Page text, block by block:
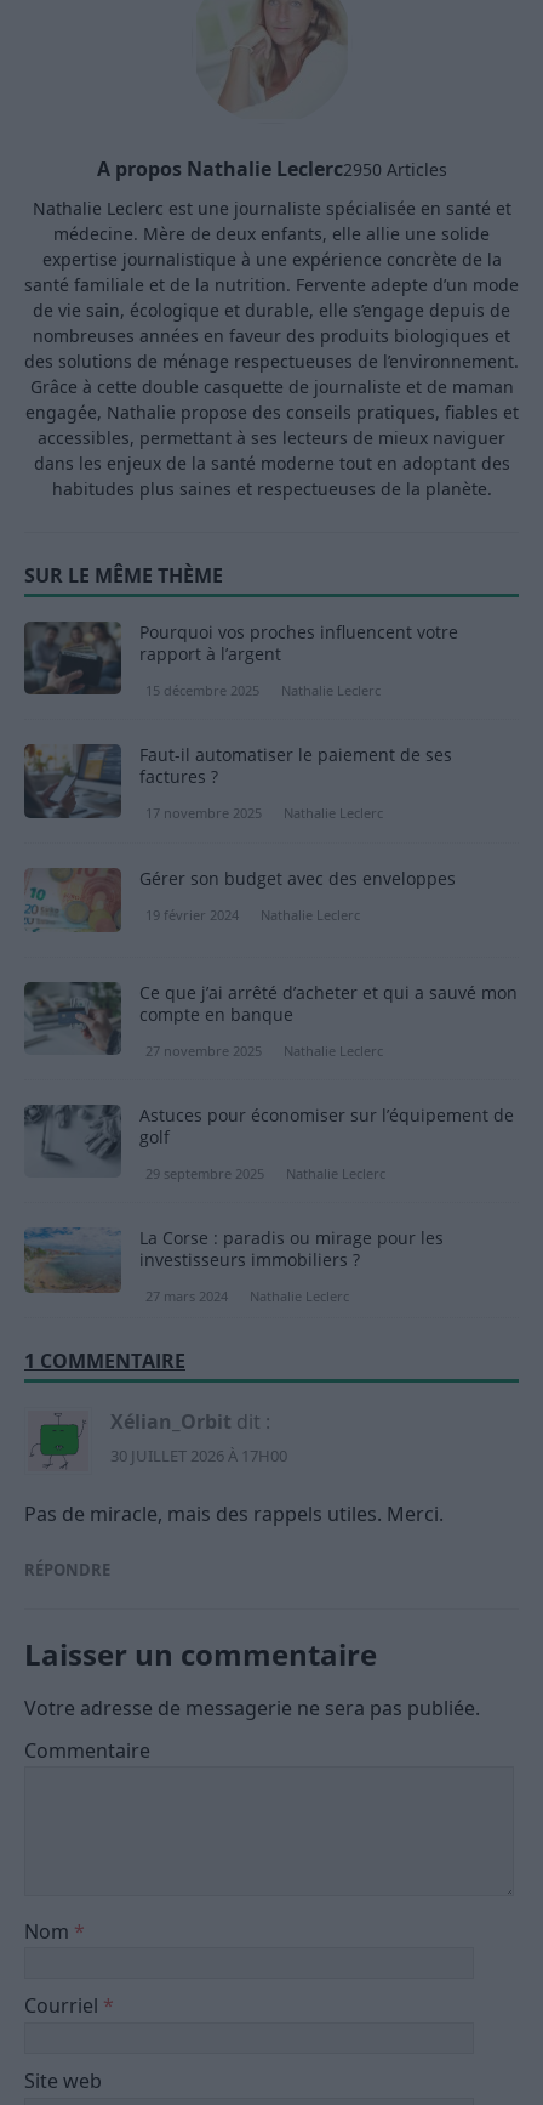
A propos Nathalie Leclerc2950 Articles
Nathalie Leclerc est une journaliste spécialisée en santé et
médecine. Mère de deux enfants, elle allie une solide
expertise journalistique à une expérience concrète de la
santé familiale et de la nutrition. Fervente adepte d’un mode
de vie sain, écologique et durable, elle s’engage depuis de
nombreuses années en faveur des produits biologiques et
des solutions de ménage respectueuses de l’environnement.
Grâce à cette double casquette de journaliste et de maman
engagée, Nathalie propose des conseils pratiques, fiables et
accessibles, permettant à ses lecteurs de mieux naviguer
dans les enjeux de la santé moderne tout en adoptant des
habitudes plus saines et respectueuses de la planète.
SUR LE MÊME THÈME
Pourquoi vos proches influencent votre
rapport à l’argent
15 décembre 2025 Nathalie Leclerc
Faut-il automatiser le paiement de ses
factures ?
17 novembre 2025 Nathalie Leclerc
Gérer son budget avec des enveloppes
19 février 2024 Nathalie Leclerc
Ce que j’ai arrêté d’acheter et qui a sauvé mon
compte en banque
27 novembre 2025 Nathalie Leclerc
Astuces pour économiser sur l’équipement de
golf
29 septembre 2025 Nathalie Leclerc
La Corse : paradis ou mirage pour les
investisseurs immobiliers ?
27 mars 2024 Nathalie Leclerc
1 COMMENTAIRE
Xélian_Orbit dit :
30 JUILLET 2026 À 17H00
Pas de miracle, mais des rappels utiles. Merci.
RÉPONDRE
Laisser un commentaire
Votre adresse de messagerie ne sera pas publiée.
Commentaire
Nom *
Courriel *
Site web